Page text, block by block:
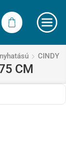
CINDY
CM